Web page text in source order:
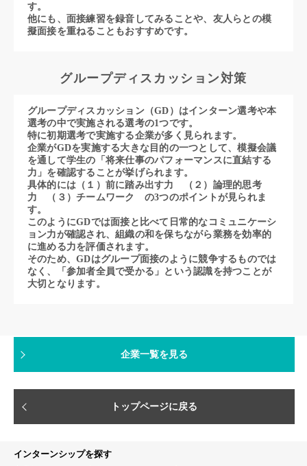
す。
他にも、面接練習を録音してみることや、友人らとの模
擬面接を重ねることもおすすめです。
グループディスカッション対策
グループディスカッション（GD）はインターン選考や本
選考の中で実施される選考の1つです。
特に初期選考で実施する企業が多く見られます。
企業がGDを実施する大きな目的の一つとして、模擬会議
を通して学生の「将来仕事のパフォーマンスに直結する
力」を確認することが挙げられます。
具体的には（１）前に踏み出す力 （２）論理的思考
力 （３）チームワーク の3つのポイントが見られま
す。
このようにGDでは面接と比べて日常的なコミュニケーシ
ョン力が確認され、組織の和を保ちながら業務を効率的
に進める力を評価されます。
そのため、GDはグループ面接のように競争するものでは
なく、「参加者全員で受かる」という認識を持つことが
大切となります。
企業一覧を見る
トップページに戻る
インターンシップを探す